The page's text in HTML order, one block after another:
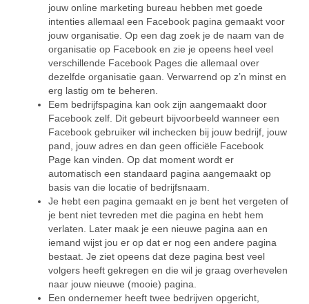
jouw online marketing bureau hebben met goede
intenties allemaal een Facebook pagina gemaakt voor
jouw organisatie. Op een dag zoek je de naam van de
organisatie op Facebook en zie je opeens heel veel
verschillende Facebook Pages die allemaal over
dezelfde organisatie gaan. Verwarrend op z’n minst en
erg lastig om te beheren.
Eem bedrijfspagina kan ook zijn aangemaakt door
Facebook zelf. Dit gebeurt bijvoorbeeld wanneer een
Facebook gebruiker wil inchecken bij jouw bedrijf, jouw
pand, jouw adres en dan geen officiële Facebook
Page kan vinden. Op dat moment wordt er
automatisch een standaard pagina aangemaakt op
basis van die locatie of bedrijfsnaam.
Je hebt een pagina gemaakt en je bent het vergeten of
je bent niet tevreden met die pagina en hebt hem
verlaten. Later maak je een nieuwe pagina aan en
iemand wijst jou er op dat er nog een andere pagina
bestaat. Je ziet opeens dat deze pagina best veel
volgers heeft gekregen en die wil je graag overhevelen
naar jouw nieuwe (mooie) pagina.
Een ondernemer heeft twee bedrijven opgericht,